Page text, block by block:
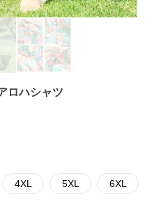
ロハシャツ
4XL 5XL 6XL